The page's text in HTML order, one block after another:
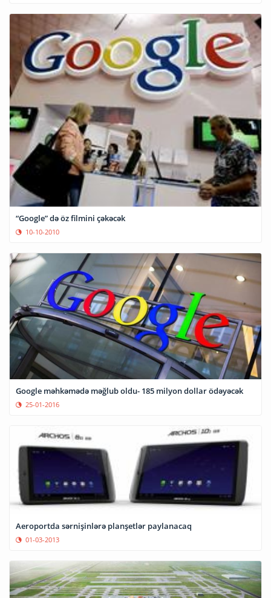
“Google” də öz filmini çəkəcək
10-10-2010
Google məhkəmədə məğlub oldu- 185 milyon dollar ödəyəcək
25-01-2016
Aeroportda sərnişinlərə planşetlər paylanacaq
01-03-2013